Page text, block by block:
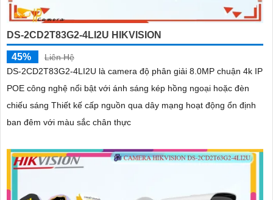
DS-2CD2T83G2-4LI2U HIKVISION
45%
Liên Hệ
DS-2CD2T83G2-4LI2U là camera độ phân giải 8.0MP chuận 4k IP
POE công nghệ nổi bật với ánh sáng kép hồng ngoại hoặc đèn
chiếu sáng Thiết kế cấp nguồn qua dây mạng hoạt động ổn định
ban đêm với màu sắc chân thực